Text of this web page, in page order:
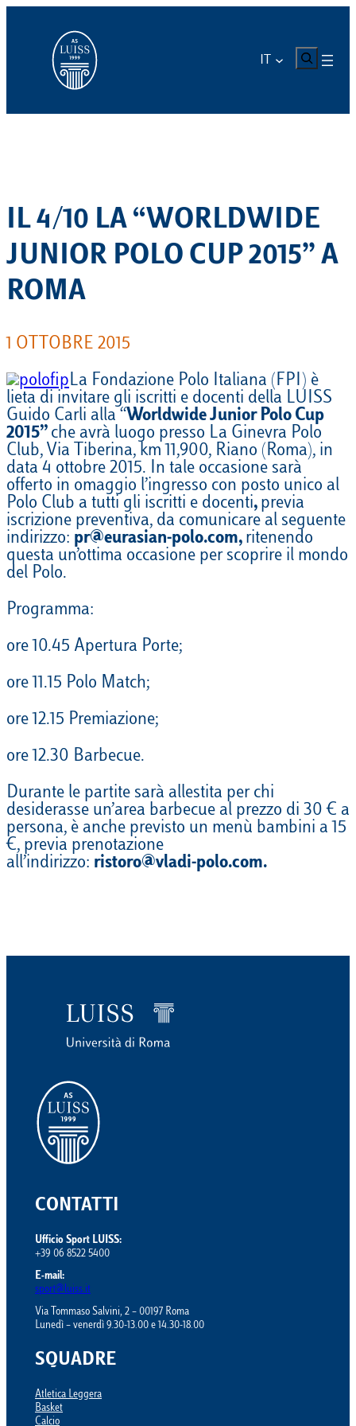
contenuto
CERCA
IL 4/10 LA “WORLDWIDE
JUNIOR POLO CUP 2015” A
ROMA
1 OTTOBRE 2015
La Fondazione Polo Italiana (FPI) è
lieta di invitare gli iscritti e docenti della LUISS
Guido Carli alla “Worldwide Junior Polo Cup
2015” che avrà luogo presso La Ginevra Polo
Club, Via Tiberina, km 11,900, Riano (Roma), in
data 4 ottobre 2015. In tale occasione sarà
offerto in omaggio l’ingresso con posto unico al
Polo Club a tutti gli iscritti e docenti, previa
iscrizione preventiva, da comunicare al seguente
indirizzo: pr@eurasian-polo.com, ritenendo
questa un’ottima occasione per scoprire il mondo
del Polo.
Programma:
ore 10.45 Apertura Porte;
ore 11.15 Polo Match;
ore 12.15 Premiazione;
ore 12.30 Barbecue.
Durante le partite sarà allestita per chi
desiderasse un’area barbecue al prezzo di 30 € a
persona, è anche previsto un menù bambini a 15
€, previa prenotazione
all’indirizzo: ristoro@vladi-polo.com.
CONTATTI
Ufficio Sport LUISS:
+39 06 8522 5400
E-mail:
sport@luiss.it
Via Tommaso Salvini, 2 – 00197 Roma
Lunedì – venerdì 9.30-13.00 e 14.30-18.00
SQUADRE
Atletica Leggera
Basket
Calcio